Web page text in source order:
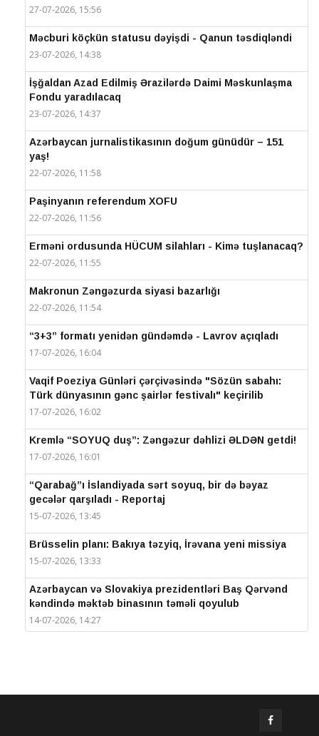
27-07-2026, 15:56
Məcburi köçkün statusu dəyişdi - Qanun təsdiqləndi
23-07-2026, 14:38
İşğaldan Azad Edilmiş Ərazilərdə Daimi Məskunlaşma
Fondu yaradılacaq
23-07-2026, 14:37
Azərbaycan jurnalistikasının doğum günüdür – 151
yaş!
22-07-2026, 11:58
Paşinyanın referendum XOFU
22-07-2026, 11:56
Erməni ordusunda HÜCUM silahları - Kimə tuşlanacaq?
22-07-2026, 11:55
Makronun Zəngəzurda siyasi bazarlığı
22-07-2026, 11:54
“3+3” formatı yenidən gündəmdə - Lavrov açıqladı
17-07-2026, 16:04
Vaqif Poeziya Günləri çərçivəsində "Sözün sabahı:
Türk dünyasının gənc şairlər festivalı" keçirilib
17-07-2026, 16:02
Kremlə “SOYUQ duş”: Zəngəzur dəhlizi ƏLDƏN getdi!
17-07-2026, 16:01
“Qarabağ”ı İslandiyada sərt soyuq, bir də bəyaz
gecələr qarşıladı - Reportaj
15-07-2026, 13:45
Brüsselin planı: Bakıya təzyiq, İrəvana yeni missiya
15-07-2026, 13:33
Azərbaycan və Slovakiya prezidentləri Baş Qərvənd
kəndində məktəb binasının təməli qoyulub
14-07-2026, 14:27
Prezidentlər Şuşada mətbuata bəyanatlarla çıxış